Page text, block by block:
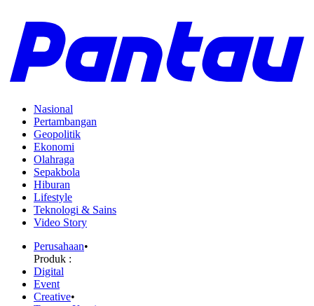
Nasional
Pertambangan
Geopolitik
Ekonomi
Olahraga
Sepakbola
Hiburan
Lifestyle
Teknologi & Sains
Video Story
Perusahaan•
Produk :
Digital
Event
Creative•